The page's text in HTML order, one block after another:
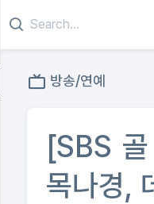
방송/연예
[SBS 골
목나경,